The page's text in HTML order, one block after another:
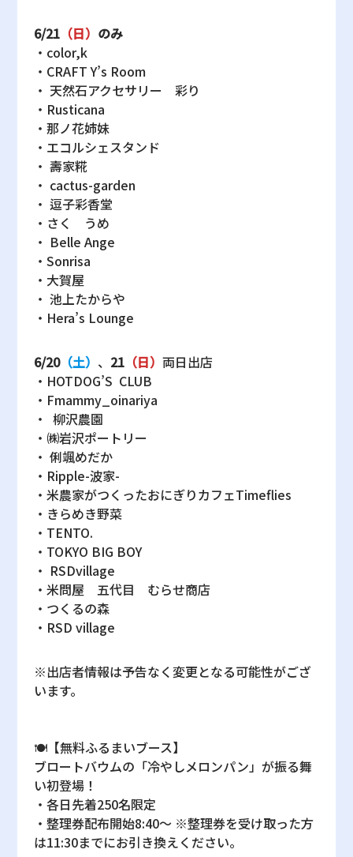
6/21（日） のみ
・color,k
・CRAFT Y’s Room
・ 天然石アクセサリー 彩り
・Rusticana
・那ノ花姉妹
・エコルシェスタンド
・ 壽家糀
・ cactus-garden
・ 逗子彩香堂
・さく うめ
・ Belle Ange
・Sonrisa
・大賀屋
・ 池上たからや
・Hera’s Lounge
6/20（土） 、 21（日） 両日出店
・HOTDOG’S CLUB
・Fmammy_oinariya
・ 柳沢農園
・㈱岩沢ポートリー
・ 俐颯めだか
・Ripple-波家-
・米農家がつくったおにぎりカフェTimeflies
・きらめき野菜
・TENTO.
・TOKYO BIG BOY
・ RSDvillage
・米問屋 五代目 むらせ商店
・つくるの森
・RSD village
※出店者情報は予告なく変更となる可能性がござ
います。
🍽️【無料ふるまいブース】
ブロートバウムの「冷やしメロンパン」が振る舞
い初登場！
・各日先着250名限定
・整理券配布開始8:40～ ※整理券を受け取った方
は11:30までにお引き換えください。